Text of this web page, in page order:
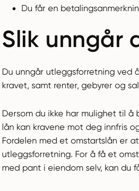
Du får en
Slik unngår
Du unngår utleggsforretning ved
kravet, samt renter, gebyrer og
Dersom du ikke har mulighet til
lån kan kravene mot deg innfris
Fordelen med et omstartslån er
utleggsforretning. For å få et
med pant i eiendom selv, kan du